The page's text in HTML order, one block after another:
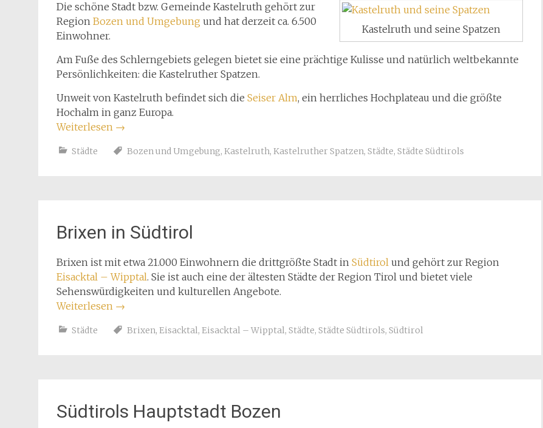
Kastelruth und seine Spatzen
Die schöne Stadt bzw. Gemeinde Kastelruth gehört zur
Region Bozen und Umgebung und hat derzeit ca. 6.500
Einwohner.
Am Fuße des Schlerngebiets gelegen bietet sie eine prächtige Kulisse und natürlich weltbekannte
Persönlichkeiten: die Kastelruther Spatzen.
Unweit von Kastelruth befindet sich die Seiser Alm, ein herrliches Hochplateau und die größte
Hochalm in ganz Europa.
Weiterlesen →
Städte Bozen und Umgebung, Kastelruth, Kastelruther Spatzen, Städte, Städte Südtirols
Brixen in Südtirol
Brixen ist mit etwa 21.000 Einwohnern die drittgrößte Stadt in Südtirol und gehört zur Region
Eisacktal – Wipptal. Sie ist auch eine der ältesten Städte der Region Tirol und bietet viele
Sehenswürdigkeiten und kulturellen Angebote.
Weiterlesen →
Städte Brixen, Eisacktal, Eisacktal – Wipptal, Städte, Städte Südtirols, Südtirol
Südtirols Hauptstadt Bozen